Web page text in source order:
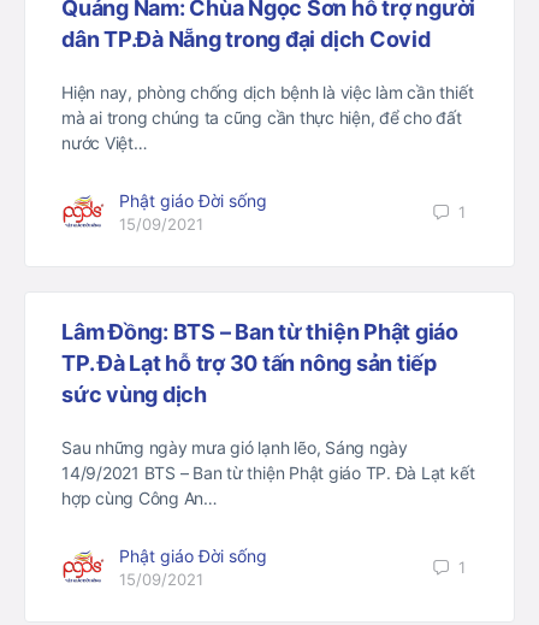
Quảng Nam: Chùa Ngọc Sơn hỗ trợ người
dân TP.Đà Nẵng trong đại dịch Covid
Hiện nay, phòng chống dịch bệnh là việc làm cần thiết
mà ai trong chúng ta cũng cần thực hiện, để cho đất
nước Việt…
Phật giáo Đời sống
15/09/2021
1
Lâm Đồng: BTS – Ban từ thiện Phật giáo
TP. Đà Lạt hỗ trợ 30 tấn nông sản tiếp
sức vùng dịch
Sau những ngày mưa gió lạnh lẽo, Sáng ngày
14/9/2021 BTS – Ban từ thiện Phật giáo TP. Đà Lạt kết
hợp cùng Công An…
Phật giáo Đời sống
15/09/2021
1